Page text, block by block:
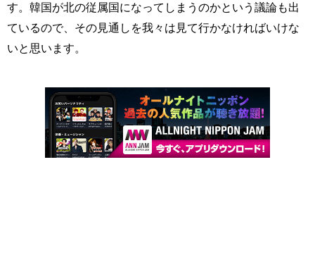
す。韓国が北の従属国になってしまうのかという議論も出
ているので、その見通しを我々は見て行かなければいけな
いと思います。